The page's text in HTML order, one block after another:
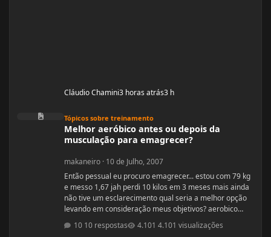
Cláudio Chamini3 horas atrás3 h
Melhor aeróbico antes ou depois da musculação para emagrecer?
Tópicos sobre treinamento
Melhor aeróbico antes ou depois da
musculação para emagrecer?
makaneiro · 10 de Julho, 2007
Então pessual eu procuro emagrecer... estou com 79 kg
e messo 1,67 jah perdi 10 kilos em 3 meses mais ainda
não tive um esclarecimento qual seria a melhor opção
levando em consideração meus objetivos? aerobico
intensidade? obrigado
10 respostas 4.101 visualizações